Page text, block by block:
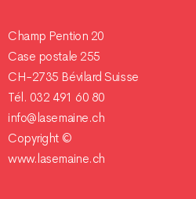
Champ Pention 20
Case postale 255
CH-2735 Bévilard Suisse
Tél. 032 491 60 80
info@lasemaine.ch
Copyright ©
www.lasemaine.ch